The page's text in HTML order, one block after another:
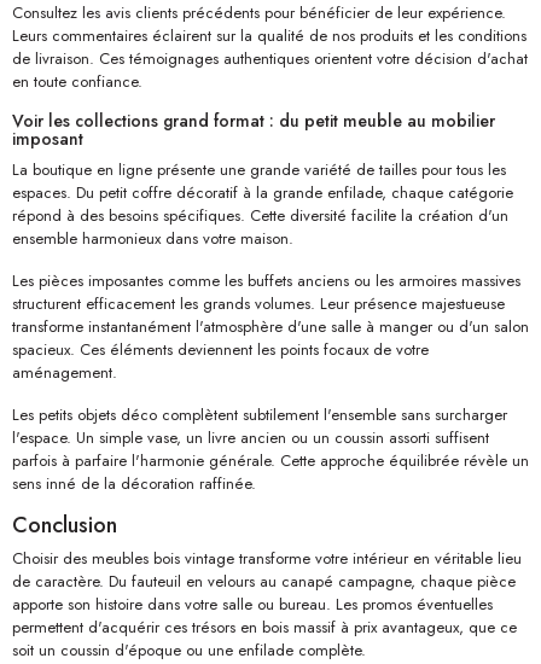
Consultez les avis clients précédents pour bénéficier de leur expérience.
Leurs commentaires éclairent sur la qualité de nos produits et les conditions
de livraison. Ces témoignages authentiques orientent votre décision d'achat
en toute confiance.
Voir les collections grand format : du petit meuble au mobilier
imposant
La boutique en ligne présente une grande variété de tailles pour tous les
espaces. Du petit coffre décoratif à la grande enfilade, chaque catégorie
répond à des besoins spécifiques. Cette diversité facilite la création d'un
ensemble harmonieux dans votre maison.
Les pièces imposantes comme les buffets anciens ou les armoires massives
structurent efficacement les grands volumes. Leur présence majestueuse
transforme instantanément l'atmosphère d'une salle à manger ou d'un salon
spacieux. Ces éléments deviennent les points focaux de votre
aménagement.
Les petits objets déco complètent subtilement l'ensemble sans surcharger
l'espace. Un simple vase, un livre ancien ou un coussin assorti suffisent
parfois à parfaire l'harmonie générale. Cette approche équilibrée révèle un
sens inné de la décoration raffinée.
Conclusion
Choisir des meubles bois vintage transforme votre intérieur en véritable lieu
de caractère. Du fauteuil en velours au canapé campagne, chaque pièce
apporte son histoire dans votre salle ou bureau. Les promos éventuelles
permettent d'acquérir ces trésors en bois massif à prix avantageux, que ce
soit un coussin d'époque ou une enfilade complète.